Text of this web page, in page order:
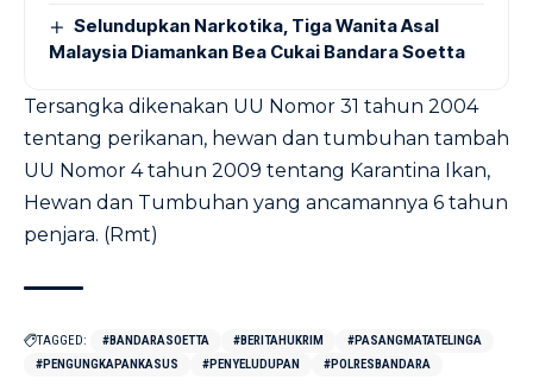
Selundupkan Narkotika, Tiga Wanita Asal
Malaysia Diamankan Bea Cukai Bandara Soetta
Tersangka dikenakan UU Nomor 31 tahun 2004
tentang perikanan, hewan dan tumbuhan tambah
UU Nomor 4 tahun 2009 tentang Karantina Ikan,
Hewan dan Tumbuhan yang ancamannya 6 tahun
penjara. (Rmt)
TAGGED: #BANDARASOETTA #BERITAHUKRIM
#PASANGMATATELINGA
#PENGUNGKAPANKASUS
#PENYELUDUPAN #POLRESBANDARA